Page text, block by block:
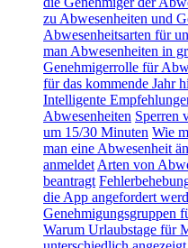
zu Abwesenheiten und
Abwesenheitsarten für
man Abwesenheiten in
Genehmigerrolle für
für das kommende Jahr
Intelligente
Abwesenheiten Sperren
um 15/30 Minuten Wie
man eine Abwesenheit
anmeldet Arten von
beantragt
die App angefordert
Genehmigungsgruppen
Warum Urlaubstage für